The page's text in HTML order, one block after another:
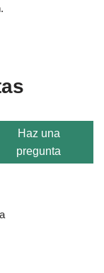
Haz una
pregunta